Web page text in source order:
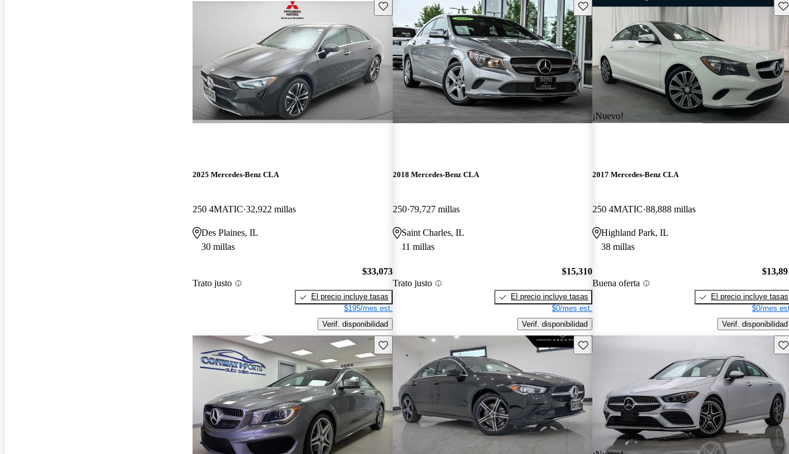
Guarda este Aviso
2025 Mercedes-Benz CLA
250 4MATIC 32,922 millas
Des Plaines, IL
30 millas
Trato justo
$33,073
El precio incluye tasas
$195/mes est.
Verif. disponibilidad
Guarda este Aviso
2018 Mercedes-Benz CLA
250 79,727 millas
Saint Charles, IL
11 millas
Trato justo
$15,310
El precio incluye tasas
$0/mes est.
Verif. disponibilidad
¡Nuevo!
2017 Mercedes-Benz CLA
250 4MATIC 88,888 millas
Highland Park, IL
38 millas
Buena oferta
El precio incluye tasas
$0/mes
Verif. disponibilidad
Guarda este Aviso Guarda este Aviso